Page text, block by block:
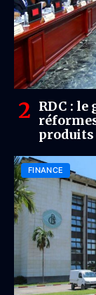
RDC :
produits
FINANCE